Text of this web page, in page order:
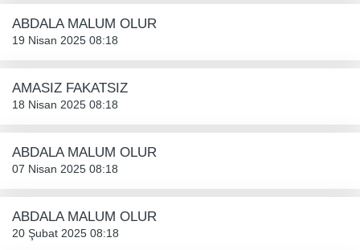
ABDALA MALUM OLUR
19 Nisan 2025 08:18
AMASIZ FAKATSIZ
18 Nisan 2025 08:18
ABDALA MALUM OLUR
07 Nisan 2025 08:18
ABDALA MALUM OLUR
20 Şubat 2025 08:18